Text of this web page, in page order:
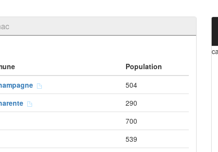
Population
504
290
700
539